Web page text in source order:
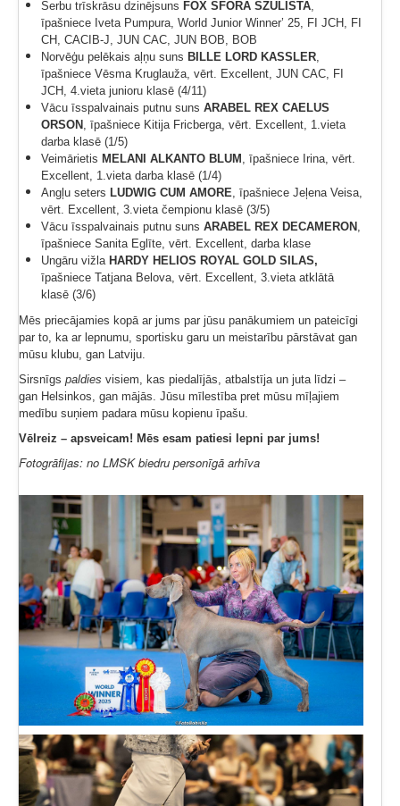
Serbu trīskrāsu dzinējsuns FOX SFORA SZULISTA,
īpašniece Iveta Pumpura, World Junior Winner’ 25, FI JCH, FI
CH, CACIB-J, JUN CAC, JUN BOB, BOB
Norvēģu pelēkais aļņu suns BILLE LORD KASSLER,
īpašniece Vēsma Kruglauža, vērt. Excellent, JUN CAC, FI
JCH, 4.vieta junioru klasē (4/11)
Vācu īsspalvainais putnu suns ARABEL REX CAELUS
ORSON , īpašniece Kitija Fricberga, vērt. Excellent, 1.vieta
darba klasē (1/5)
Veimārietis MELANI ALKANTO BLUM , īpašniece Irina, vērt.
Excellent, 1.vieta darba klasē (1/4)
Angļu seters LUDWIG CUM AMORE, īpašniece Jeļena Veisa,
vērt. Excellent, 3.vieta čempionu klasē (3/5)
Vācu īsspalvainais putnu suns ARABEL REX DECAMERON ,
īpašniece Sanita Eglīte, vērt. Excellent, darba klase
Ungāru vižla HARDY HELIOS ROYAL GOLD SILAS,
īpašniece Tatjana Belova, vērt. Excellent, 3.vieta atklātā
klasē (3/6)
Mēs priecājamies kopā ar jums par jūsu panākumiem un pateicīgi
par to, ka ar lepnumu, sportisku garu un meistarību pārstāvat gan
mūsu klubu, gan Latviju.
Sirsnīgs paldies visiem, kas piedalījās, atbalstīja un juta līdzi –
gan Helsinkos, gan mājās. Jūsu mīlestība pret mūsu mīļajiem
medību suņiem padara mūsu kopienu īpašu.
Vēlreiz – apsveicam! Mēs esam patiesi lepni par jums!
Fotogrāfijas: no LMSK biedru personīgā arhīva